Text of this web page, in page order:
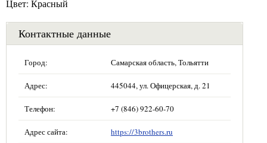
Цвет: Красный
Контактные данные
Город: Самарская область, Тольятти
Адрес: 445044, ул. Офицерская, д. 21
Телефон: +7 (846) 922-60-70
Адрес сайта: https://3brothers.ru